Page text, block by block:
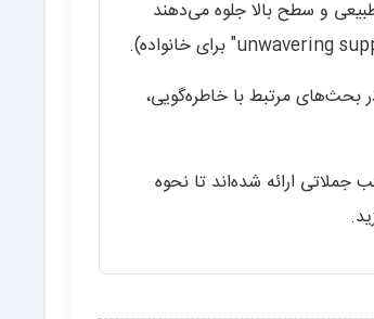
و سطح بالا جلوه می‌دهند
بحث‌های مرتبط با خاطره‌گویی،
جملاتی ارائه شده‌اند تا نحوه